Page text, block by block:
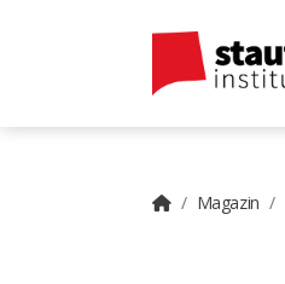
Magazin